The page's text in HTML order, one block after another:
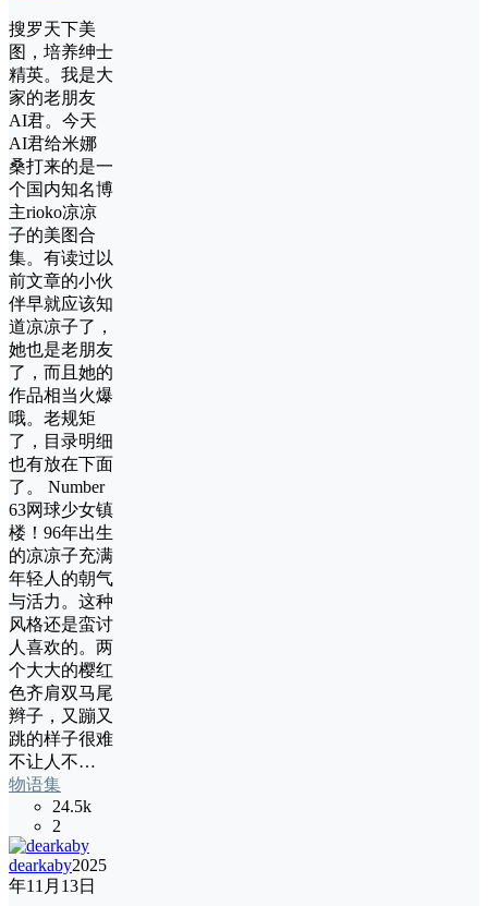
搜罗天下美
图，培养绅士
精英。我是大
家的老朋友
AI君。今天
AI君给米娜
桑打来的是一
个国内知名博
主rioko凉凉
子的美图合
集。有读过以
前文章的小伙
伴早就应该知
道凉凉子了，
她也是老朋友
了，而且她的
作品相当火爆
哦。老规矩
了，目录明细
也有放在下面
了。 Number
63网球少女镇
楼！96年出生
的凉凉子充满
年轻人的朝气
与活力。这种
风格还是蛮讨
人喜欢的。两
个大大的樱红
色齐肩双马尾
辫子，又蹦又
跳的样子很难
不让人不…
物语集
24.5k
2
dearkaby2025
年11月13日